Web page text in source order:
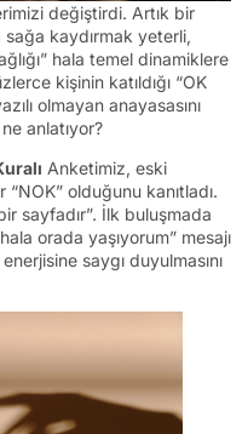
değiştirdi. Artık bir
kaydırmak yeterli,
hala temel dinamiklere
kişinin katıldığı “OK
olmayan anayasasını
anlatıyor?
Anketimiz, eski
olduğunu kanıtladı.
sayfadır”. İlk buluşmada
orada yaşıyorum” mesajı
saygı duyulmasını